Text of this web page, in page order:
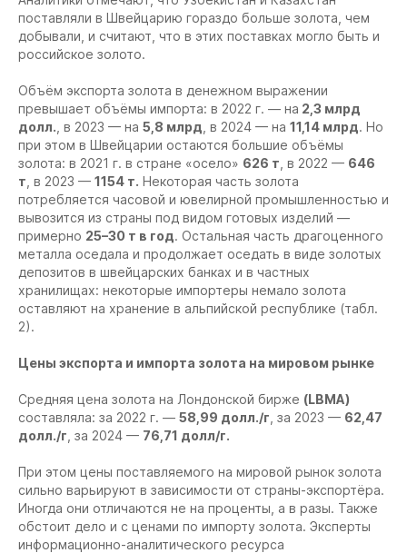
поставляли в Швейцарию гораздо больше золота, чем
добывали, и считают, что в этих поставках могло быть и
российское золото.
Объём экспорта золота в денежном выражении
превышает объёмы импорта: в 2022 г. — на 2,3 млрд
долл. , в 2023 — на 5,8 млрд , в 2024 — на 11,14 млрд. Но
при этом в Швейцарии остаются большие объёмы
золота: в 2021 г. в стране «осело» 626 т , в 2022 — 646
т , в 2023 — 1154 т. Некоторая часть золота
потребляется часовой и ювелирной промышленностью и
вывозится из страны под видом готовых изделий —
примерно 25–30 т в год. Остальная часть драгоценного
металла оседала и продолжает оседать в виде золотых
депозитов в швейцарских банках и в частных
хранилищах: некоторые импортеры немало золота
оставляют на хранение в альпийской республике (табл.
2).
Цены экспорта и импорта золота на мировом рынке
Средняя цена золота на Лондонской бирже (LBMA)
составляла: за 2022 г. — 58,99 долл./г , за 2023 — 62,47
долл./г , за 2024 — 76,71 долл/г.
При этом цены поставляемого на мировой рынок золота
сильно варьируют в зависимости от страны-экспортёра.
Иногда они отличаются не на проценты, а в разы. Также
обстоит дело и с ценами по импорту золота. Эксперты
информационно-аналитического ресурса